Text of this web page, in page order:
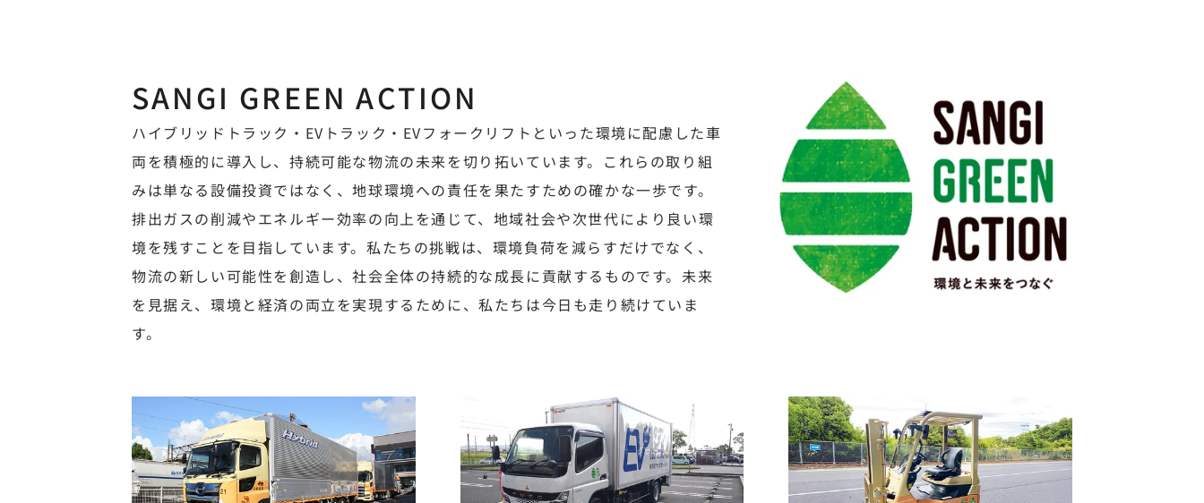
SANGI GREEN ACTION
ハイブリッドトラック・EVトラック・EVフォークリフトといった環境に配慮した車
両を積極的に導入し、持続可能な物流の未来を切り拓いています。これらの取り組
みは単なる設備投資ではなく、地球環境への責任を果たすための確かな一歩です。
排出ガスの削減やエネルギー効率の向上を通じて、地域社会や次世代により良い環
境を残すことを目指しています。私たちの挑戦は、環境負荷を減らすだけでなく、
物流の新しい可能性を創造し、社会全体の持続的な成長に貢献するものです。未来
を見据え、環境と経済の両立を実現するために、私たちは今日も走り続けていま
す。